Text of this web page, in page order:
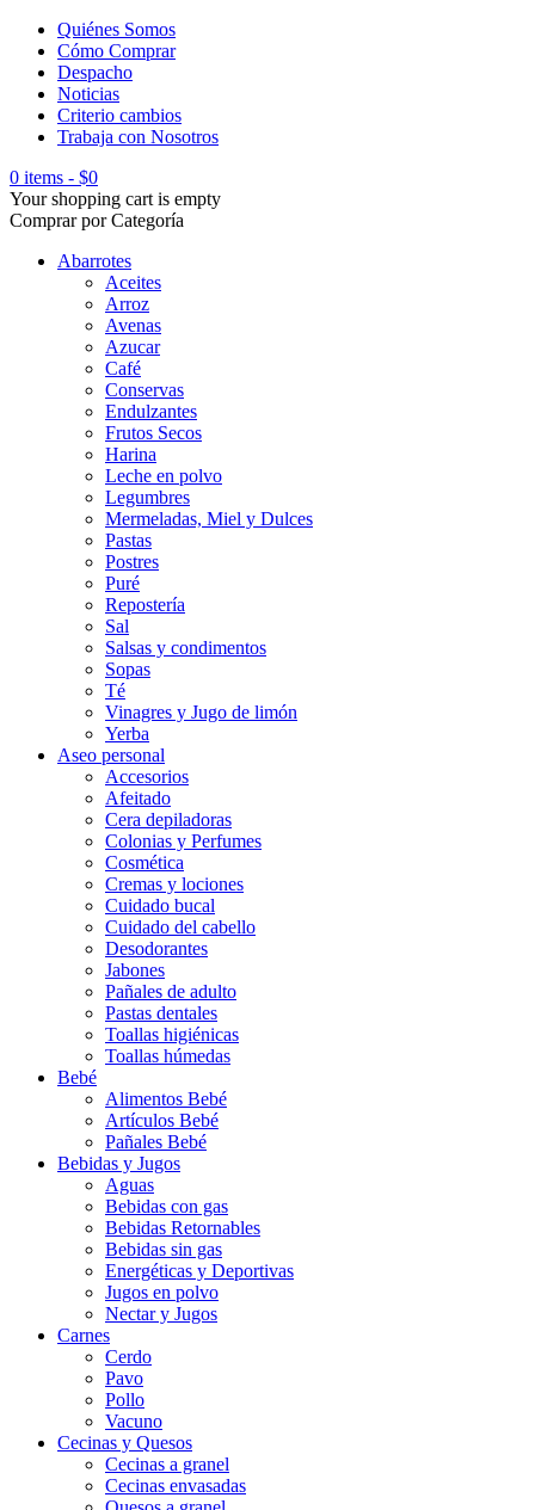
Quiénes Somos
Cómo Comprar
Despacho
Noticias
Criterio cambios
Trabaja con Nosotros
0 items - $0
Your shopping cart is empty
Comprar por Categoría
Abarrotes
Aceites
Arroz
Avenas
Azucar
Café
Conservas
Endulzantes
Frutos Secos
Harina
Leche en polvo
Legumbres
Mermeladas, Miel y Dulces
Pastas
Postres
Puré
Repostería
Sal
Salsas y condimentos
Sopas
Té
Vinagres y Jugo de limón
Yerba
Aseo personal
Accesorios
Afeitado
Cera depiladoras
Colonias y Perfumes
Cosmética
Cremas y lociones
Cuidado bucal
Cuidado del cabello
Desodorantes
Jabones
Pañales de adulto
Pastas dentales
Toallas higiénicas
Toallas húmedas
Bebé
Alimentos Bebé
Artículos Bebé
Pañales Bebé
Bebidas y Jugos
Aguas
Bebidas con gas
Bebidas Retornables
Bebidas sin gas
Energéticas y Deportivas
Jugos en polvo
Nectar y Jugos
Carnes
Cerdo
Pavo
Pollo
Vacuno
Cecinas y Quesos
Cecinas a granel
Cecinas envasadas